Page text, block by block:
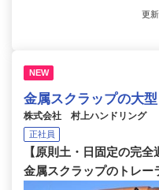
更
NEW
金属スクラップの大
株式会社 村上ハンドリング
正社員
【原則土・日固定の完
金属スクラップのトレー